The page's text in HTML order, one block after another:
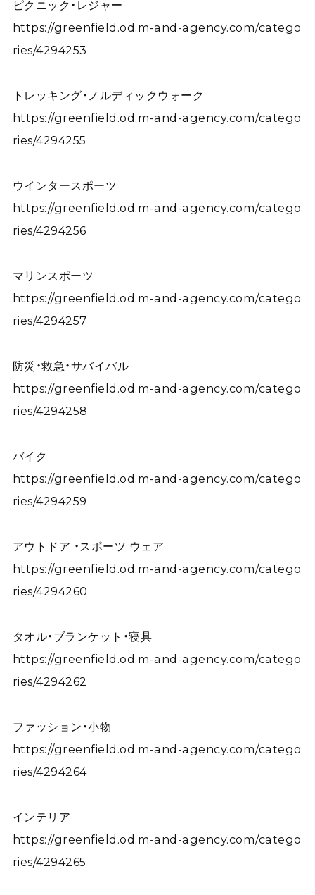
ピクニック・レジャー
https://greenfield.od.m-and-agency.com/catego
ries/4294253
トレッキング・ノルディックウォーク
https://greenfield.od.m-and-agency.com/catego
ries/4294255
ウインタースポーツ
https://greenfield.od.m-and-agency.com/catego
ries/4294256
マリンスポーツ
https://greenfield.od.m-and-agency.com/catego
ries/4294257
防災・救急・サバイバル
https://greenfield.od.m-and-agency.com/catego
ries/4294258
バイク
https://greenfield.od.m-and-agency.com/catego
ries/4294259
アウトドア ・スポーツ ウェア
https://greenfield.od.m-and-agency.com/catego
ries/4294260
タオル・ブランケット・寝具
https://greenfield.od.m-and-agency.com/catego
ries/4294262
ファッション・小物
https://greenfield.od.m-and-agency.com/catego
ries/4294264
インテリア
https://greenfield.od.m-and-agency.com/catego
ries/4294265